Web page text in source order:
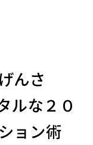
んさ
ルな２０
ョン術